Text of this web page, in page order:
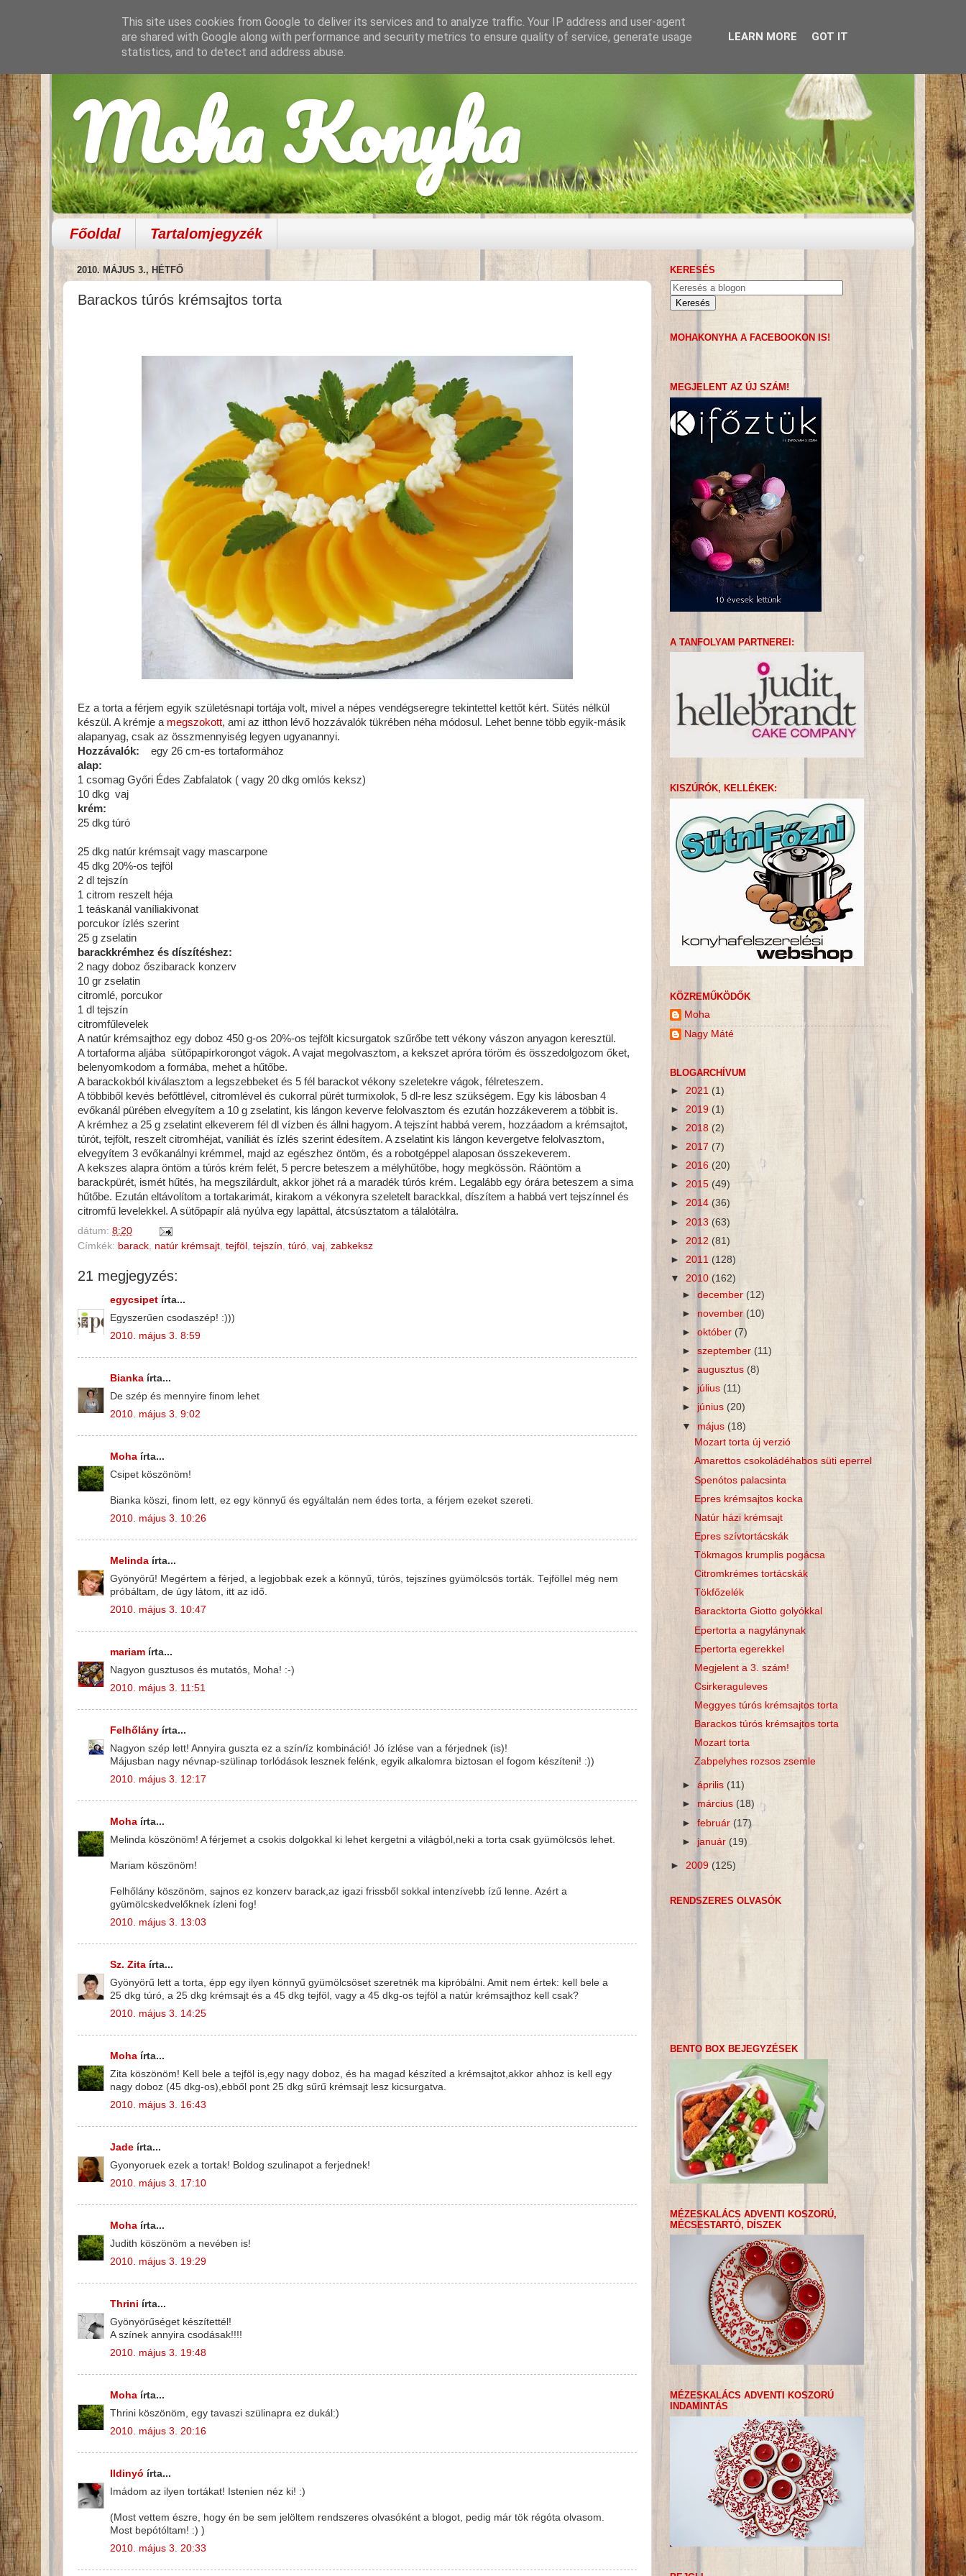
Moha Konyha
Főoldal Tartalomjegyzék
2010. MÁJUS 3., HÉTFŐ
Barackos túrós krémsajtos torta
Ez a torta a férjem egyik születésnapi tortája volt, mivel a népes vendégseregre tekintettel kettőt kért. Sütés nélkül
készül. A krémje a megszokott, ami az itthon lévő hozzávalók tükrében néha módosul. Lehet benne több egyik-másik
alapanyag, csak az összmennyiség legyen ugyanannyi.
Hozzávalók:
egy 26 cm-es tortaformához
alap:
1 csomag Győri Édes Zabfalatok ( vagy 20 dkg omlós keksz)
10 dkg vaj
krém:
25 dkg túró
25 dkg natúr krémsajt vagy mascarpone
45 dkg 20%-os tejföl
2 dl tejszín
1 citrom reszelt héja
1 teáskanál vaníliakivonat
porcukor ízlés szerint
25 g zselatin
barackkrémhez és díszítéshez:
2 nagy doboz őszibarack konzerv
10 gr zselatin
citromlé, porcukor
1 dl tejszín
citromfűlevelek
A natúr krémsajthoz egy doboz 450 g-os 20%-os tejfölt kicsurgatok szűrőbe tett vékony vászon anyagon keresztül.
A tortaforma aljába sütőpapírkorongot vágok. A vajat megolvasztom, a kekszet apróra töröm és összedolgozom őket,
belenyomkodom a formába, mehet a hűtőbe.
A barackokból kiválasztom a legszebbeket és 5 fél barackot vékony szeletekre vágok, félreteszem.
A többiből kevés befőttlével, citromlével és cukorral pürét turmixolok, 5 dl-re lesz szükségem. Egy kis lábosban 4
evőkanál pürében elvegyítem a 10 g zselatint, kis lángon keverve felolvasztom és ezután hozzákeverem a többit is.
A krémhez a 25 g zselatint elkeverem fél dl vízben és állni hagyom. A tejszínt habbá verem, hozzáadom a krémsajtot,
túrót, tejfölt, reszelt citromhéjat, vaníliát és ízlés szerint édesítem. A zselatint kis lángon kevergetve felolvasztom,
elvegyítem 3 evőkanálnyi krémmel, majd az egészhez öntöm, és a robotgéppel alaposan összekeverem.
A kekszes alapra öntöm a túrós krém felét, 5 percre beteszem a mélyhűtőbe, hogy megkössön. Ráöntöm a
barackpürét, ismét hűtés, ha megszilárdult, akkor jöhet rá a maradék túrós krém. Legalább egy órára beteszem a sima
hűtőbe. Ezután eltávolítom a tortakarimát, kirakom a vékonyra szeletelt barackkal, díszítem a habbá vert tejszínnel és
citromfű levelekkel. A sütőpapír alá nyúlva egy lapáttal, átcsúsztatom a tálalótálra.
dátum: 8:20
Címkék: barack natúr krémsajt tejföl tejszín túró vaj zabkeksz
21 megjegyzés:
egycsipet írta...
Egyszerűen csodaszép! :)))
2010. május 3. 8:59
Bianka írta...
De szép és mennyire finom lehet
2010. május 3. 9:02
Moha írta...
Csipet köszönöm!
Bianka köszi, finom lett, ez egy könnyű és egyáltalán nem édes torta, a férjem ezeket szereti.
2010. május 3. 10:26
Melinda írta...
Gyönyörű! Megértem a férjed, a legjobbak ezek a könnyű, túrós, tejszínes gyümölcsös torták. Tejföllel még nem
próbáltam, de úgy látom, itt az idő.
2010. május 3. 10:47
mariam írta...
Nagyon gusztusos és mutatós, Moha! :-)
2010. május 3. 11:51
Felhőlány írta...
Nagyon szép lett! Annyira guszta ez a szín/íz kombináció! Jó ízlése van a férjednek (is)!
Májusban nagy névnap-szülinap torlódások lesznek felénk, egyik alkalomra biztosan el fogom készíteni! :))
2010. május 3. 12:17
Moha írta...
Melinda köszönöm! A férjemet a csokis dolgokkal ki lehet kergetni a világból,neki a torta csak gyümölcsös lehet.
Mariam köszönöm!
Felhőlány köszönöm, sajnos ez konzerv barack,az igazi frissből sokkal intenzívebb ízű lenne. Azért a
gyümölcskedvelőknek ízleni fog!
2010. május 3. 13:03
Sz. Zita írta...
Gyönyörű lett a torta, épp egy ilyen könnyű gyümölcsöset szeretnék ma kipróbálni. Amit nem értek: kell bele a
25 dkg túró, a 25 dkg krémsajt és a 45 dkg tejföl, vagy a 45 dkg-os tejföl a natúr krémsajthoz kell csak?
2010. május 3. 14:25
Moha írta...
Zita köszönöm! Kell bele a tejföl is,egy nagy doboz, és ha magad készíted a krémsajtot,akkor ahhoz is kell egy
nagy doboz (45 dkg-os),ebből pont 25 dkg sűrű krémsajt lesz kicsurgatva.
2010. május 3. 16:43
Jade írta...
Gyonyoruek ezek a tortak! Boldog szulinapot a ferjednek!
2010. május 3. 17:10
Moha írta...
Judith köszönöm a nevében is!
2010. május 3. 19:29
Thrini írta...
Gyönyörűséget készítettél!
A színek annyira csodásak!!!!
2010. május 3. 19:48
Moha írta...
Thrini köszönöm, egy tavaszi szülinapra ez dukál:)
2010. május 3. 20:16
Ildinyó írta...
Imádom az ilyen tortákat! Istenien néz ki! :)
(Most vettem észre, hogy én be sem jelöltem rendszeres olvasóként a blogot, pedig már tök régóta olvasom.
Most bepótóltam! :) )
2010. május 3. 20:33
KERESÉS
MOHAKONYHA A FACEBOOKON IS!
MEGJELENT AZ ÚJ SZÁM!
A TANFOLYAM PARTNEREI:
KISZÚRÓK, KELLÉKEK:
KÖZREMŰKÖDŐK
Moha
Nagy Máté
BLOGARCHÍVUM
► 2021 (1)
► 2019 (1)
► 2018 (2)
► 2017 (7)
► 2016 (20)
► 2015 (49)
► 2014 (36)
► 2013 (63)
► 2012 (81)
► 2011 (128)
▼ 2010 (162)
►december(12)
► november (10)
►október (7)
►szeptember(11)
►augusztus (8)
► július(11)
► június(20)
▼ május (18)
Mozart torta új verzió
Amarettos csokoládéhabos süti eperrel
Spenótos palacsinta
Epres krémsajtos kocka
Natúr házi krémsajt
Epres szívtortácskák
Tökmagos krumplis pogácsa
Citromkrémes tortácskák
Tökfőzelék
Baracktorta Giotto golyókkal
Epertorta a nagylánynak
Epertorta egerekkel
Megjelent a 3. szám!
Csirkeraguleves
Meggyes túrós krémsajtos torta
Barackos túrós krémsajtos torta
Mozart torta
Zabpelyhes rozsos zsemle
►április (11)
► március(18)
►február(17)
► január (19)
► 2009 (125)
RENDSZERES OLVASÓK
BENTO BOX BEJEGYZÉSEK
MÉZESKALÁCS ADVENTI KOSZORÚ,
MÉCSESTARTÓ, DÍSZEK
MÉZESKALÁCS ADVENTI KOSZORÚ
INDAMINTÁS
This site uses cookies from Google to deliver its services and to analyze traffic. Your IP address and user-agent
are shared with Google along with performance and security metrics to ensure quality of service, generate usage
statistics, and to detect and address abuse.
LEARN MORE GOT IT